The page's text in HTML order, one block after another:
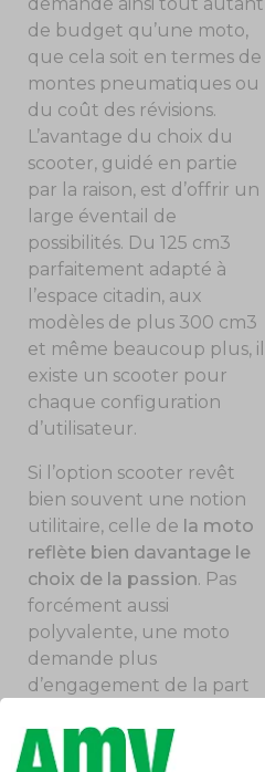
de budget qu’une moto,
que cela soit en termes de
montes pneumatiques ou
du coût des révisions.
L’avantage du choix du
scooter, guidé en partie
par la raison, est d’offrir un
large éventail de
possibilités. Du 125 cm3
parfaitement adapté à
l’espace citadin, aux
modèles de plus 300 cm3
et même beaucoup plus, il
existe un scooter pour
chaque configuration
d’utilisateur.
Si l’option scooter revêt
bien souvent une notion
utilitaire, celle de la moto
reflète bien davantage le
choix de la passion. Pas
forcément aussi
polyvalente, une moto
demande plus
d’engagement de la part
au quotidien. Moins agile,
plus haute et moins